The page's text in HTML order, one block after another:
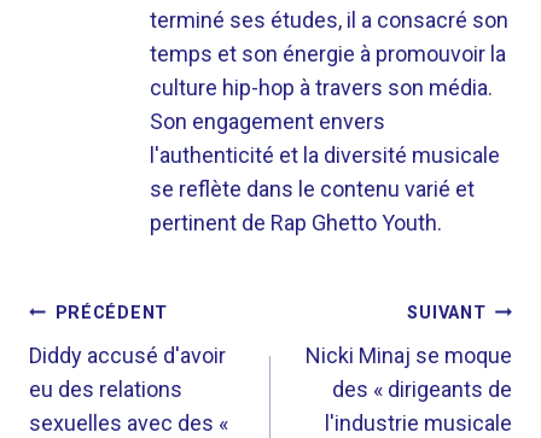
terminé ses études, il a consacré son
temps et son énergie à promouvoir la
culture hip-hop à travers son média.
Son engagement envers
l'authenticité et la diversité musicale
se reflète dans le contenu varié et
pertinent de Rap Ghetto Youth.
NAVIGATION
DE
L’ARTICLE
PRÉCÉDENT
Diddy accusé d'avoir
eu des relations
sexuelles avec des «
SUIVANT
Nicki Minaj se moque
des « dirigeants de
l'industrie musicale